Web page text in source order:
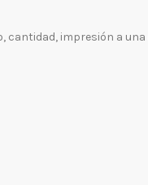
cantidad, impresión a